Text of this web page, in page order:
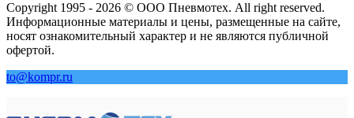
Copyright 1995 - 2026 © ООО Пневмотех. All right reserved.
Информационные материалы и цены, размещенные на сайте,
носят ознакомительный характер и не являются публичной
офертой.
to@kompr.ru